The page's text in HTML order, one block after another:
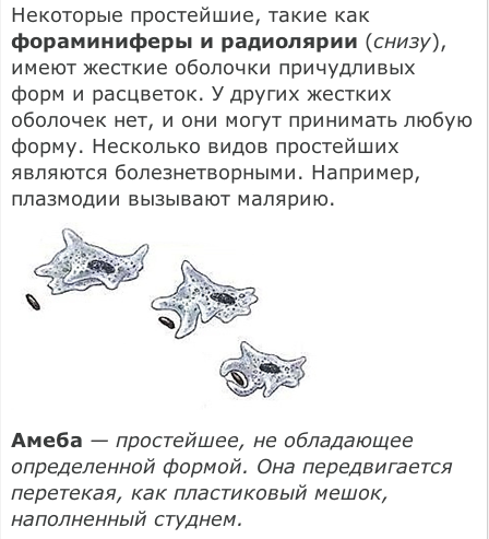
Некоторые простейшие, такие как
фораминиферы и радиолярии (снизу),
имеют жесткие оболочки причудливых
форм и расцветок. У других жестких
оболочек нет, и они могут принимать любую
форму. Несколько видов простейших
являются болезнетворными. Например,
плазмодии вызывают малярию.
Амеба — простейшее, не обладающее
определенной формой. Она передвигается
перетекая, как пластиковый мешок,
наполненный студнем.